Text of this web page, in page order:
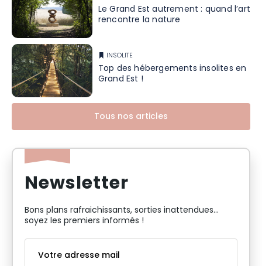
Le Grand Est autrement : quand l’art
rencontre la nature
INSOLITE
Top des hébergements insolites en
Grand Est !
Tous nos articles
Newsletter
Bons plans rafraichissants, sorties inattendues…
soyez les premiers informés !